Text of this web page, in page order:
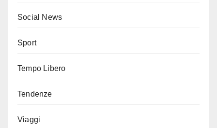
Social News
Sport
Tempo Libero
Tendenze
Viaggi